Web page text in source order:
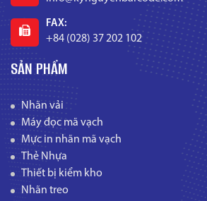
FAX:
+84 (028) 37 202 102
SẢN PHẨM
Nhãn vải
Máy đọc mã vạch
Mực in nhãn mã vạch
Thẻ Nhựa
Thiết bị kiểm kho
Nhãn treo